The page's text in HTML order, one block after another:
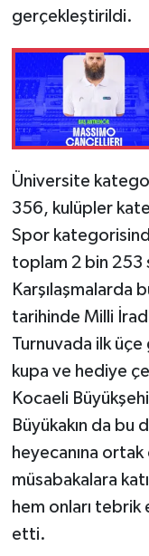
gerçekleştirildi.
Üniversite
356, kulüpler
Spor
toplam 2 bin 253
Karşılaşmalarda
tarihinde Milli
Turnuvada ilk
kupa ve hediye
Kocaeli
Büyükakın da
heyecanına ortak
müsabakalara
hem onları
etti.